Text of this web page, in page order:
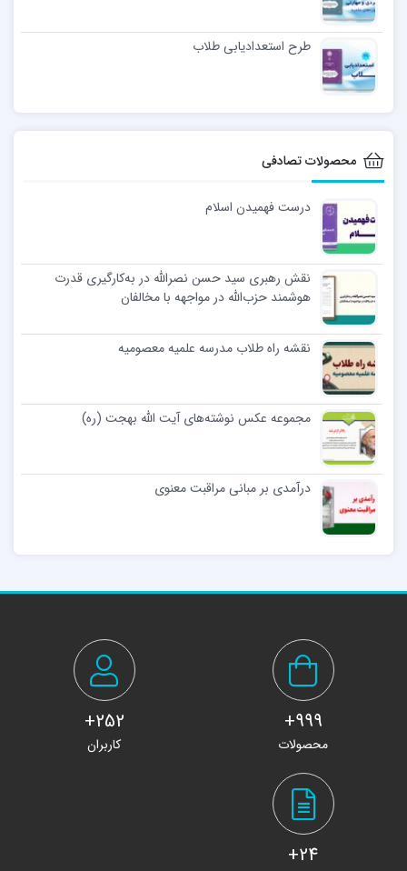
طرح استعدادیابی طلاب
محصولات تصادفی
درست فهمیدن اسلام
نقش رهبری سید حسن نصرالله در به‌کارگیری قدرت
هوشمند حزب‌الله در مواجهه با مخالفان
نقشه راه طلاب مدرسه علمیه معصومیه
مجموعه عکس نوشته‌های آیت الله بهجت (ره)
درآمدی بر مبانی مراقبت معنوی
999+
محصولات
252+
کاربران
24+